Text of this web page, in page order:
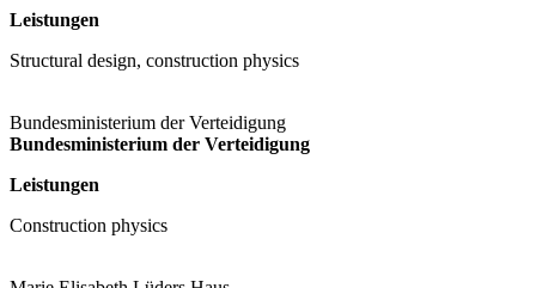
Leistungen
Structural design, construction physics
Bundesministerium der Verteidigung
Bundesministerium der Verteidigung
Leistungen
Construction physics